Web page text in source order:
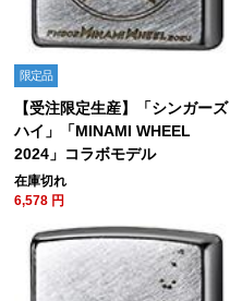
限定品
【受注限定生産】「シンガーズ
ハイ」「MINAMI WHEEL
2024」コラボモデル
在庫切れ
6,578 円